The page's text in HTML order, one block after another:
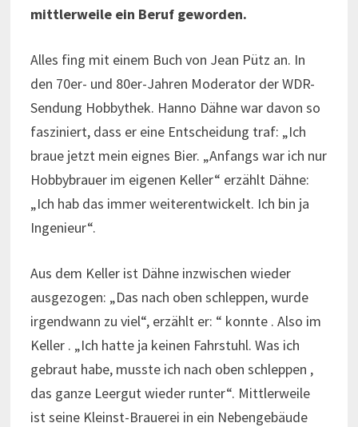
mittlerweile ein Beruf geworden.
Alles fing mit einem Buch von Jean Pütz an. In
den 70er- und 80er-Jahren Moderator der WDR-
Sendung Hobbythek. Hanno Dähne war davon so
fasziniert, dass er eine Entscheidung traf: „Ich
braue jetzt mein eignes Bier. „Anfangs war ich nur
Hobbybrauer im eigenen Keller“ erzählt Dähne:
„Ich hab das immer weiterentwickelt. Ich bin ja
Ingenieur“.
Aus dem Keller ist Dähne inzwischen wieder
ausgezogen: „Das nach oben schleppen, wurde
irgendwann zu viel“, erzählt er: “ konnte . Also im
Keller . „Ich hatte ja keinen Fahrstuhl. Was ich
gebraut habe, musste ich nach oben schleppen ,
das ganze Leergut wieder runter“. Mittlerweile
ist seine Kleinst-Brauerei in ein Nebengebäude